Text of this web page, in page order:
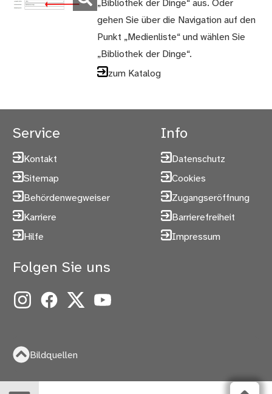
vergrößern)
„Bibliothek der Dinge“ aus. Oder
gehen Sie über die Navigation auf den
Punkt „Medienliste“ und wählen Sie
„Bibliothek der Dinge“.
zum Katalog
Service
Kontakt
Sitemap
Behördenwegweiser
Karriere
Hilfe
Info
Datenschutz
Cookies
Zugangseröffnung
Barrierefreiheit
Impressum
Folgen Sie uns
InstagramFacebook
X YouTube
Bildquellen